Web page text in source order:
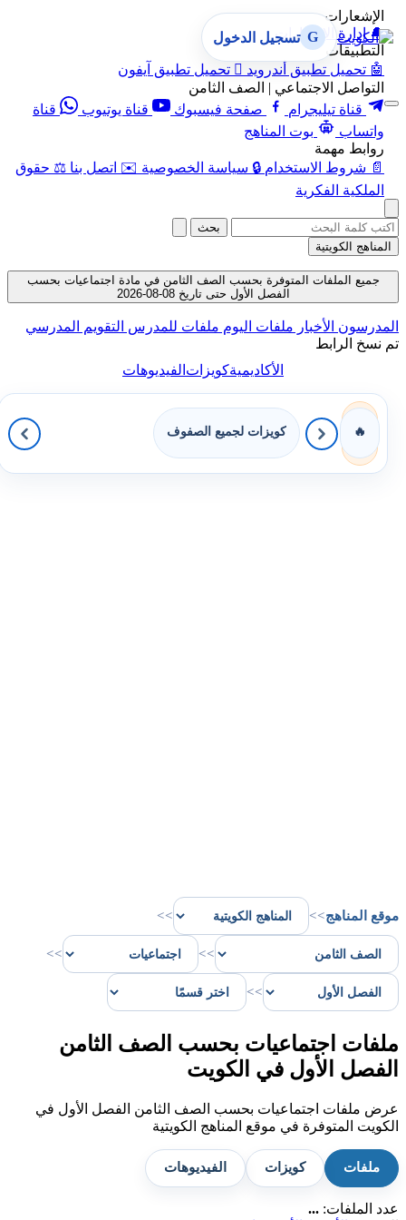
الإشعارات
🔔 إدارة الإشعارات
التطبيقات
🤖 تحميل تطبيق أندرويد  تحميل تطبيق آيفون
التواصل الاجتماعي | الصف الثامن
قناة تيليجرام
صفحة فيسبوك قناة يوتيوب
قناة
واتساب
بوت المناهج
روابط مهمة
📄 شروط الاستخدام 🔒 سياسة الخصوصية ✉️ اتصل بنا ⚖️ حقوق
الملكية الفكرية
G تسجيل الدخول
بحث
المناهج الكويتية
جميع الملفات المتوفرة بحسب الصف الثامن في مادة اجتماعيات بحسب
الفصل الأول حتى تاريخ 08-08-2026
المدرسون الأخبار ملفات اليوم ملفات للمدرس التقويم المدرسي
تم نسخ الرابط
الأكاديميةكويزاتالفيديوهات
🔥 كويزات لجميع الصفوف
موقع المناهج>>
>>
>>
>>
>>
ملفات اجتماعيات بحسب الصف الثامن
الفصل الأول في الكويت
عرض ملفات اجتماعيات بحسب الصف الثامن الفصل الأول في
الكويت المتوفرة في موقع المناهج الكويتية
ملفات كويزات الفيديوهات
عدد الملفات: ...